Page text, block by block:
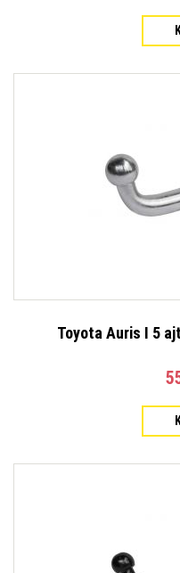
Toyota Auris I 5